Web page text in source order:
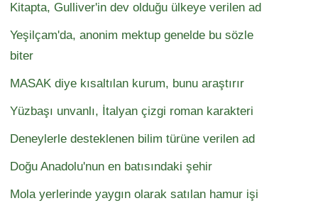
Kitapta, Gulliver'in dev olduğu ülkeye verilen ad
Yeşilçam'da, anonim mektup genelde bu sözle
biter
MASAK diye kısaltılan kurum, bunu araştırır
Yüzbaşı unvanlı, İtalyan çizgi roman karakteri
Deneylerle desteklenen bilim türüne verilen ad
Doğu Anadolu'nun en batısındaki şehir
Mola yerlerinde yaygın olarak satılan hamur işi